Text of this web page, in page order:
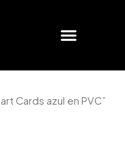
Cards azul en PVC”